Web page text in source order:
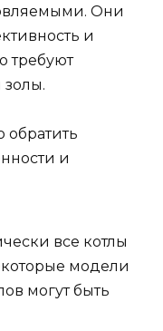
Они
и
требуют
золы.
обратить
и
все котлы
модели
могут быть